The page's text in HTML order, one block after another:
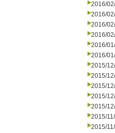
2016/
2016/
2016/
2016/
2016/
2016/
2015/
2015/
2015/
2015/
2015/
2015/
2015/